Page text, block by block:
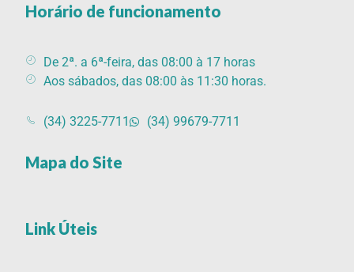
Horário de funcionamento
De 2ª. a 6ª-feira, das 08:00 à 17 horas
Aos sábados, das 08:00 às 11:30 horas.
(34) 3225-7711 (34) 99679-7711
Mapa do Site
Link Úteis